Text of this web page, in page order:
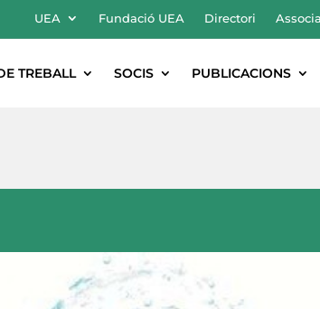
UEA Fundació UEA Directori
TREBALL SOCIS PUBLICACIONS